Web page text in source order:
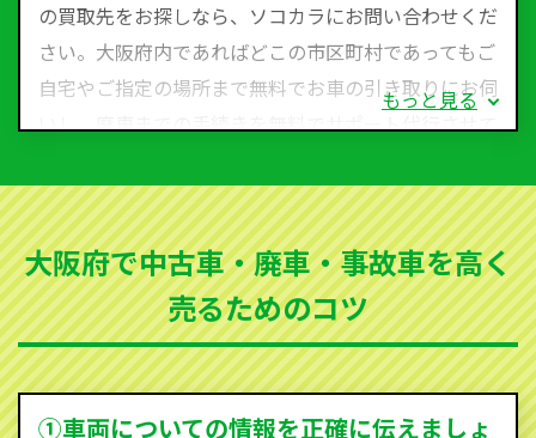
の買取先をお探しなら、ソコカラにお問い合わせくだ
さい。大阪府内であればどこの市区町村であってもご
自宅やご指定の場所まで無料でお車の引き取りにお伺
いし、廃車までの手続きを無料でサポート代行させて
など動かない車、水害車、不動車、乗らなくなってし
まった車、車検が切れて動かすことができない車でも
買取可能です。
ソコカラは世界１１０か国に独自の販売ネットワーク
を持ち、国内に自社物流網、自社ヤードをもっている
ため、中間マージンがかかりません。だから高価買取
を実現し、お客様に利益を還元することができるので
もっと見る
大阪府で中古車・廃車・事故車を高く
売るためのコツ
①車両についての情報を正確に伝えましょ